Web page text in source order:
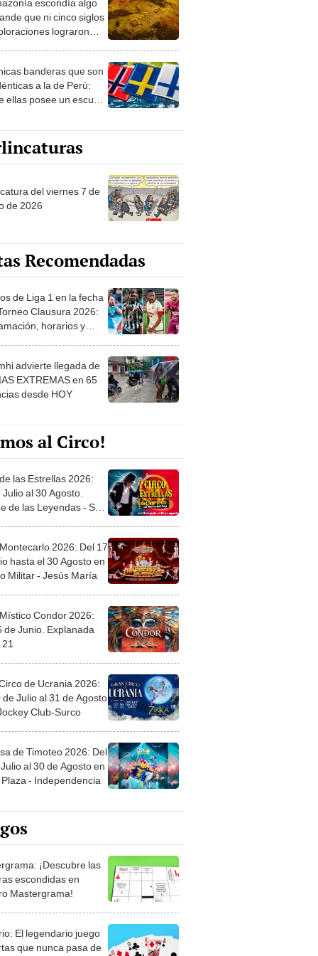
en un paisaje con
escondía algo
que ni cinco siglos
lograron
su pasado
banderas que son
a la de Perú:
ellas posee un escudo
del viernes 7 de
de 2026
Recomendadas
de Liga 1 en la fecha
Clausura 2026:
horarios y
advierte llegada de
EXTREMAS en 65
desde HOY
al Circo!
las Estrellas 2026:
Julio al 30 Agosto.
de las Leyendas - San
2026: Del 17
hasta el 30 Agosto en
Militar - Jesús María
Condor 2026:
de Junio. Explanada
de Ucrania 2026:
de Julio al 31 de Agosto
Club-Surco
de Timoteo 2026: Del
al 30 de Agosto en
- Independencia
¡Descubre las
escondidas en
Mastergrama!
El legendario juego
que nunca pasa de